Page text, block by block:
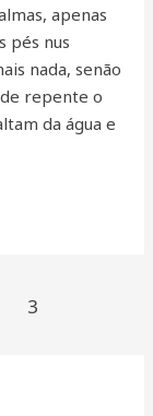
apenas
pés nus
nada, senão
repente o
da água e
3